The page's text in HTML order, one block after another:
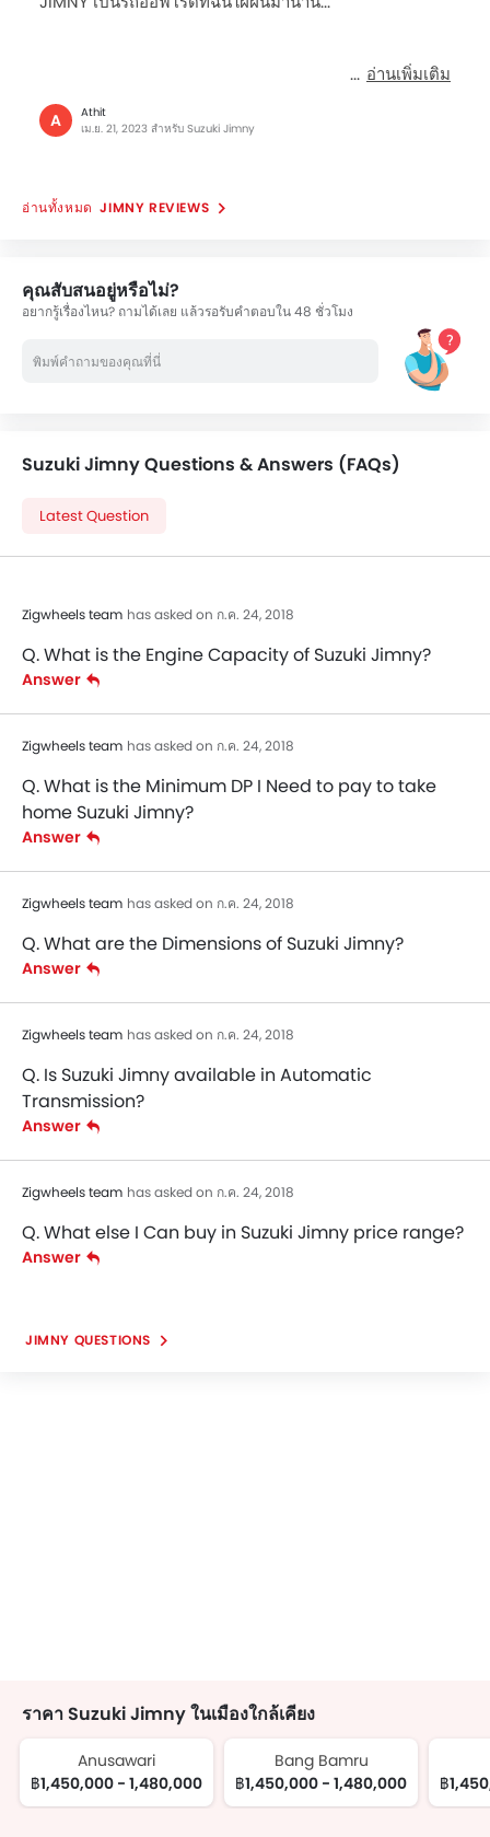
อ่านเพิ่มเติม
A
Athit
เม.ย. 21, 2023 สำหรับ Suzuki Jimny
JIMNY REVIEWS
คุณสับสนอยู่หรือไม่?
อยากรู้เรื่องไหน? ถามได้เลย แล้วรอรับคำตอบใน 48 ชั่วโมง
Suzuki Jimny Questions & Answers (FAQs)
Latest Question
Zigwheels team has asked on ก.ค. 24, 2018
Q. What is the Engine Capacity of Suzuki Jimny?
Answer
Zigwheels team has asked on ก.ค. 24, 2018
Q. What is the Minimum DP I Need to pay to take
home Suzuki Jimny?
Answer
Zigwheels team has asked on ก.ค. 24, 2018
Q. What are the Dimensions of Suzuki Jimny?
Answer
Zigwheels team has asked on ก.ค. 24, 2018
Q. Is Suzuki Jimny available in Automatic
Transmission?
Answer
Zigwheels team has asked on ก.ค. 24, 2018
Q. What else I Can buy in Suzuki Jimny price range?
Answer
JIMNY QUESTIONS
ราคา Suzuki Jimny ในเมืองใกล้เคียง
Anusawari
฿1,450,000 - 1,480,000
Bang Bamru
฿1,450,000 - 1,480,000
฿